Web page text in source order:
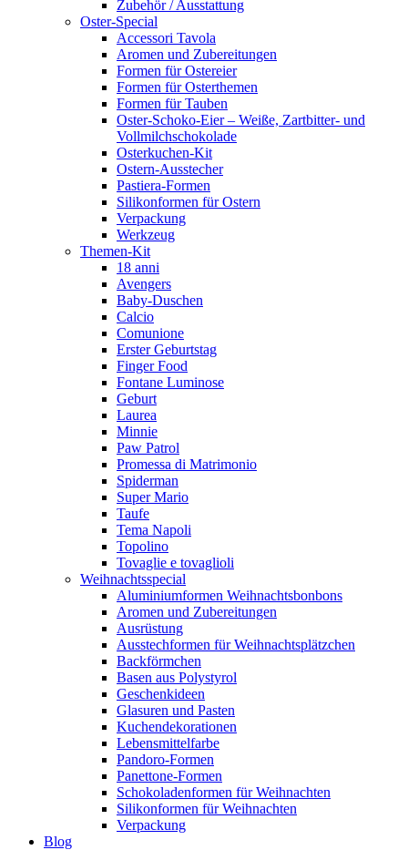
Zubehör / Ausstattung
Oster-Special
Accessori Tavola
Aromen und Zubereitungen
Formen für Ostereier
Formen für Osterthemen
Formen für Tauben
Oster-Schoko-Eier – Weiße, Zartbitter- und
Vollmilchschokolade
Osterkuchen-Kit
Ostern-Ausstecher
Pastiera-Formen
Silikonformen für Ostern
Verpackung
Werkzeug
Themen-Kit
18 anni
Avengers
Baby-Duschen
Calcio
Comunione
Erster Geburtstag
Finger Food
Fontane Luminose
Geburt
Laurea
Minnie
Paw Patrol
Promessa di Matrimonio
Spiderman
Super Mario
Taufe
Tema Napoli
Topolino
Tovaglie e tovaglioli
Weihnachtsspecial
Aluminiumformen Weihnachtsbonbons
Aromen und Zubereitungen
Ausrüstung
Ausstechformen für Weihnachtsplätzchen
Backförmchen
Basen aus Polystyrol
Geschenkideen
Glasuren und Pasten
Kuchendekorationen
Lebensmittelfarbe
Pandoro-Formen
Panettone-Formen
Schokoladenformen für Weihnachten
Silikonformen für Weihnachten
Verpackung
Blog